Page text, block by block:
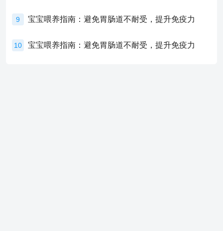
9 宝宝喂养指南：避免胃肠道不耐受，提升免疫力
10 宝宝喂养指南：避免胃肠道不耐受，提升免疫力